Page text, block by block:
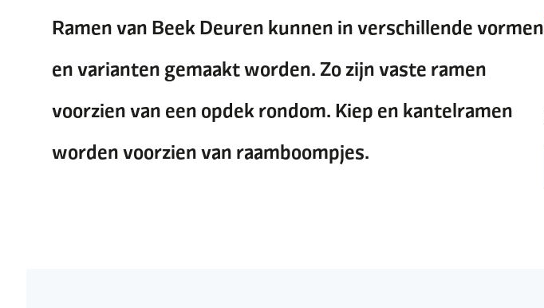
Ramen van Beek Deuren kunnen in verschillende vormen
en varianten gemaakt worden. Zo zijn vaste ramen
voorzien van een opdek rondom. Kiep en kantelramen
worden voorzien van raamboompjes.